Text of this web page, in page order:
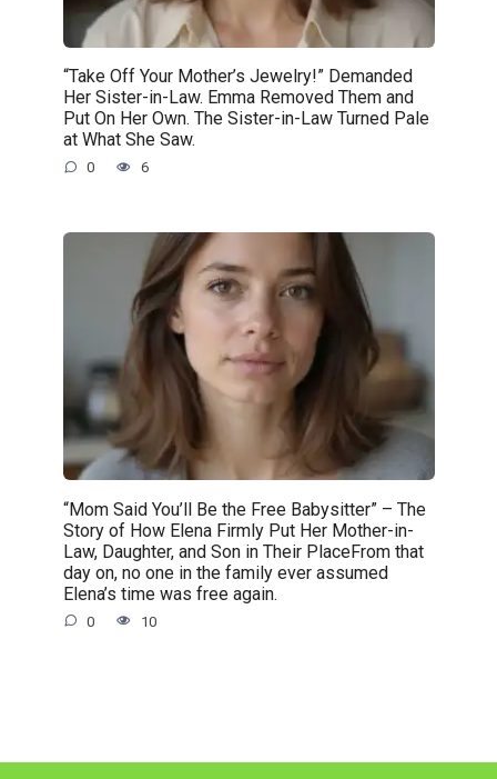
“Take Off Your Mother’s Jewelry!” Demanded
Her Sister-in-Law. Emma Removed Them and
Put On Her Own. The Sister-in-Law Turned Pale
at What She Saw.
0 6
“Mom Said You’ll Be the Free Babysitter” – The
Story of How Elena Firmly Put Her Mother-in-
Law, Daughter, and Son in Their PlaceFrom that
day on, no one in the family ever assumed
Elena’s time was free again.
0 10